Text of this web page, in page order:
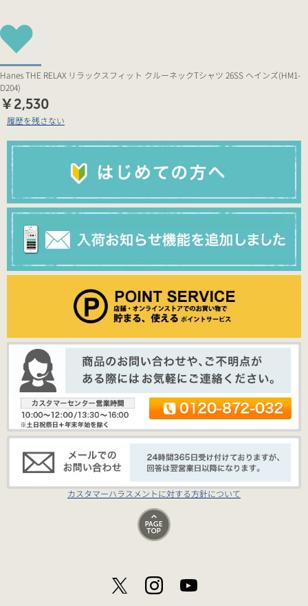
Hanes THE RELAX リラックスフィット クルーネックTシャツ 26SS ヘインズ(HM1-
D204)
￥2,530
履歴を残さない
カスタマーハラスメントに対する方針について